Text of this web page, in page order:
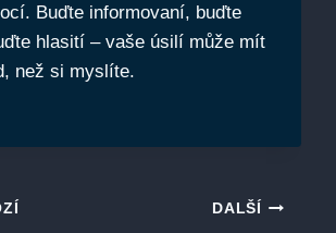
Buďte informovaní, buďte
hlasití – vaše úsilí může mít
než si myslíte.
DALŠÍ